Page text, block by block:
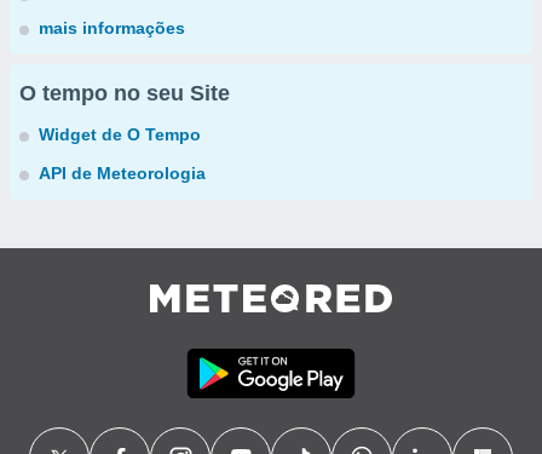
mais informações
O tempo no seu Site
Widget de O Tempo
API de Meteorologia